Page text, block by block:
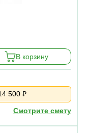
В корзину
500 ₽
Смотрите смету